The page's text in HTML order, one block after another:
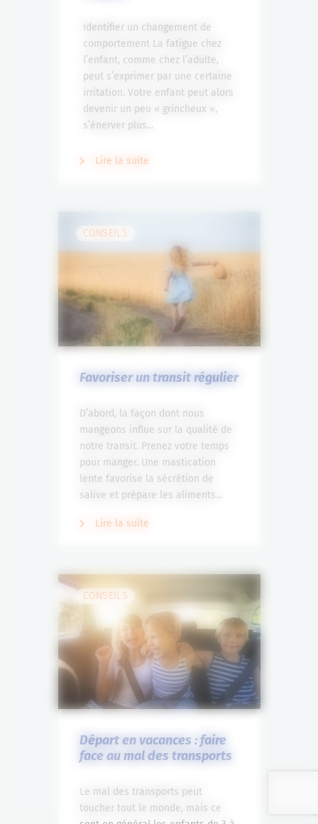
Identifier un changement de
comportement La fatigue chez
l’enfant, comme chez l’adulte,
peut s’exprimer par une certaine
irritation. Votre enfant peut alors
devenir un peu « grincheux »,
s’énerver plus...
Lire la suite
CONSEILS
Favoriser un transit régulier
D’abord, la façon dont nous
mangeons influe sur la qualité de
notre transit. Prenez votre temps
pour manger. Une mastication
lente favorise la sécrétion de
salive et prépare les aliments...
Lire la suite
CONSEILS
Départ en vacances : faire
face au mal des transports
Le mal des transports peut
toucher tout le monde, mais ce